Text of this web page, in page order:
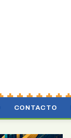
CONTACTO